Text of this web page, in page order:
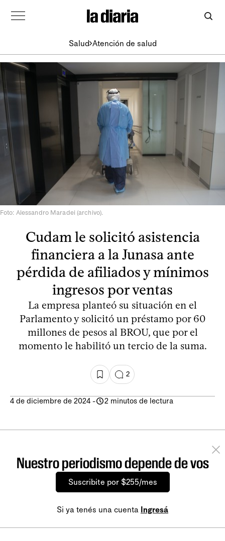
Salud Atención de salud
Foto: Alessandro Maradei (archivo).
Cudam le solicitó asistencia
financiera a la Junasa ante
pérdida de afiliados y mínimos
ingresos por ventas
La empresa planteó su situación en el
Parlamento y solicitó un préstamo por 60
millones de pesos al BROU, que por el
momento le habilitó un tercio de la suma.
2
4 de diciembre de 2024 - 2 minutos de lectura
Nuestro periodismo depende de vos
Suscribite por $255/mes
Si ya tenés una cuenta Ingresá